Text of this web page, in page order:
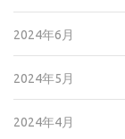
2024年6月
2024年5月
2024年4月